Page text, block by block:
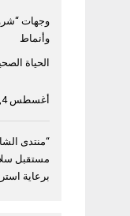
وجهات
وأنماط
الحياة
أغسطس 4, 2026
مستقبل
برعاية